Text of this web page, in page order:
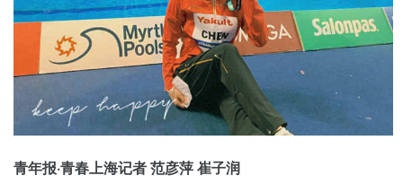
青年报·青春上海记者 范彦萍 崔子润